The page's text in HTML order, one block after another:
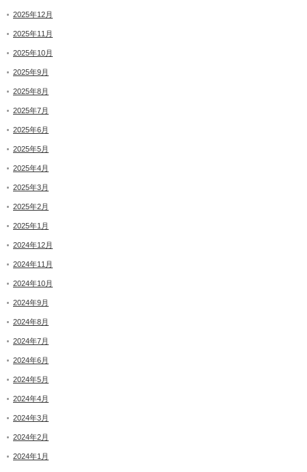
2025年12月
2025年11月
2025年10月
2025年9月
2025年8月
2025年7月
2025年6月
2025年5月
2025年4月
2025年3月
2025年2月
2025年1月
2024年12月
2024年11月
2024年10月
2024年9月
2024年8月
2024年7月
2024年6月
2024年5月
2024年4月
2024年3月
2024年2月
2024年1月